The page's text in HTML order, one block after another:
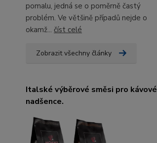
pomalu, jedná se o poměrně častý
problém. Ve většině případů nejde o
okamž... číst celé
Zobrazit všechny články
Italské výběrové směsi pro kávové
nadšence.